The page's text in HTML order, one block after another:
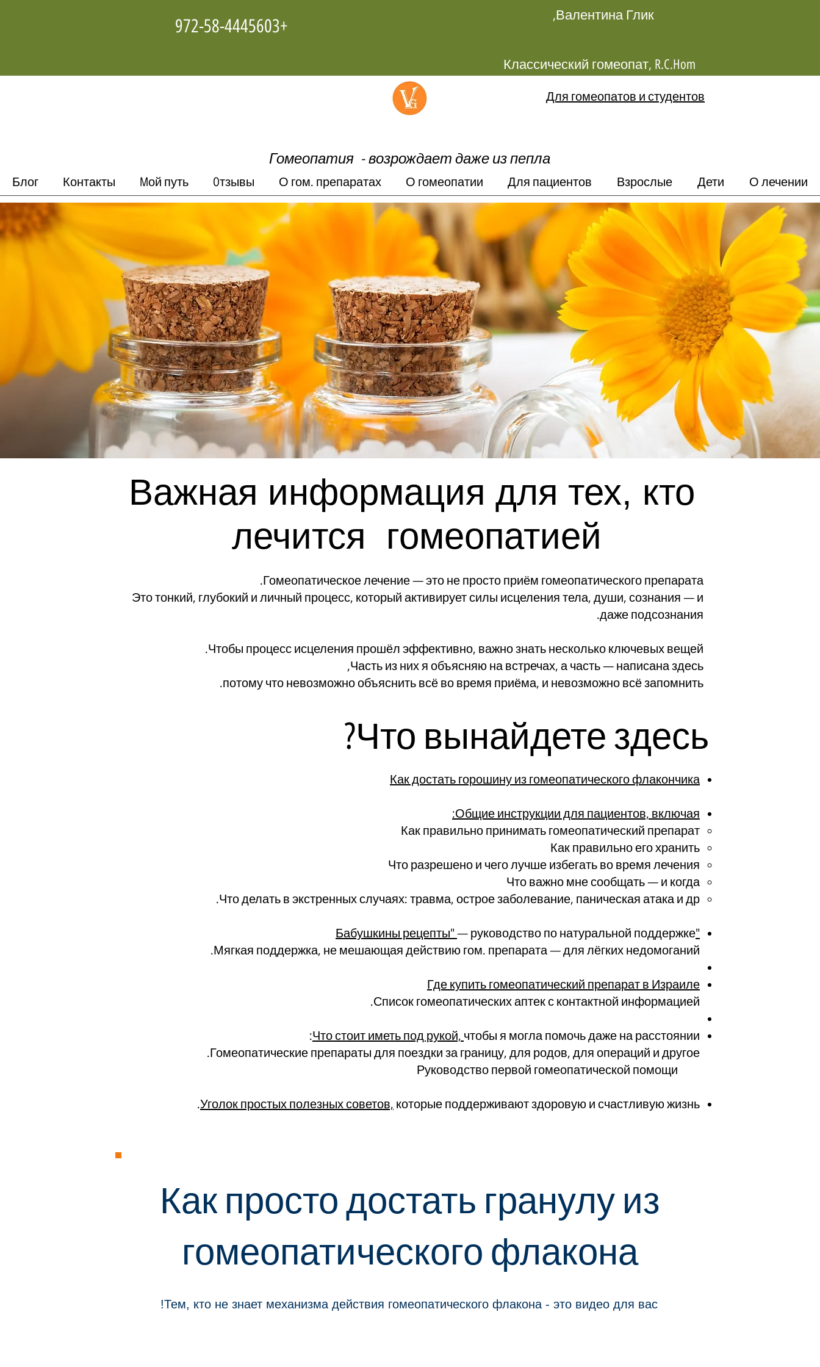
Валентина Глик,
+972-58-4445603
Для гомеопатов и студентов
Гомеопатия -возрождает даже из пепла
О лечении
Дети
Взрослые
Для пациентов
О гомеопатии
О гом. препаратах
Oтзывы
Mой путь
Контакты
Блог
Важная информация для тех, кто
лечится гомеопатией
Гомеопатическое лечение — это не просто приём гомеопатического препарата.
Это тонкий, глубокий и личный процесс, который активирует силы исцеления тела, души, сознания — и
даже подсознания.
Чтобы процесс исцеления прошёл эффективно, важно знать несколько ключевых вещей.
Часть из них я объясняю на встречах, а часть — написана здесь,
потому что невозможно объяснить всё во время приёма, и невозможно всё запомнить.
Что вынайдете здесь?
Как достать горошину из гомеопатического флакончика
Общие инструкции для пациентов, включая:
Как правильно принимать гомеопатический препарат
Как правильно его хранить
Что разрешено и чего лучше избегать во время лечения
Что важно мне сообщать — и когда
Что делать в экстренных случаях: травма, острое заболевание, паническая атака и др.
"Бабушкины рецепты"
— руководство по натуральной поддержке
Мягкая поддержка, не мешающая действию гом. препарата — для лёгких недомоганий.
Где купить гомеопатический препарат в Израиле
Список гомеопатических аптек с контактной информацией.
Что стоит иметь под рукой, чтобы я могла помочь даже на расстоянии:
Гомеопатические препараты для поездки за границу, для родов, для операций и другое.
Уголок простых полезных советов, которые поддерживают здоровую и счастливую жизнь.
Как просто достать гранулу из
гомеопатического флакона
Тем, кто не знает механизма действия гомеопатического флакона - это видео для вас!